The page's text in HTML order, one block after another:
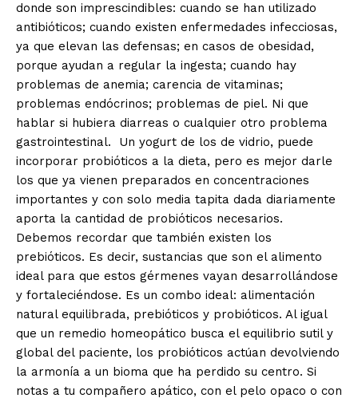
donde son imprescindibles: cuando se han utilizado
antibióticos; cuando existen enfermedades infecciosas,
ya que elevan las defensas; en casos de obesidad,
porque ayudan a regular la ingesta; cuando hay
problemas de anemia; carencia de vitaminas;
problemas endócrinos; problemas de piel. Ni que
hablar si hubiera diarreas o cualquier otro problema
gastrointestinal. Un yogurt de los de vidrio, puede
incorporar probióticos a la dieta, pero es mejor darle
los que ya vienen preparados en concentraciones
importantes y con solo media tapita dada diariamente
aporta la cantidad de probióticos necesarios.
Debemos recordar que también existen los
prebióticos. Es decir, sustancias que son el alimento
ideal para que estos gérmenes vayan desarrollándose
y fortaleciéndose. Es un combo ideal: alimentación
natural equilibrada, prebióticos y probióticos. Al igual
que un remedio homeopático busca el equilibrio sutil y
global del paciente, los probióticos actúan devolviendo
la armonía a un bioma que ha perdido su centro. Si
notas a tu compañero apático, con el pelo opaco o con